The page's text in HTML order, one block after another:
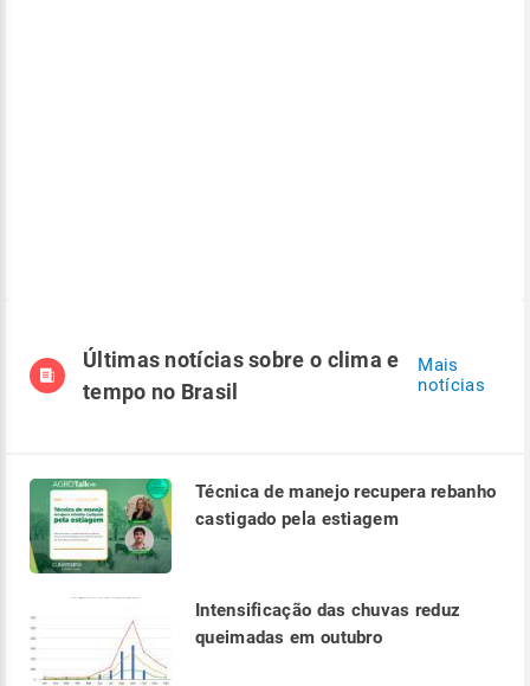
Últimas notícias sobre o clima e
tempo no Brasil
Mais
notícias
Técnica de manejo recupera rebanho
castigado pela estiagem
Intensificação das chuvas reduz
queimadas em outubro